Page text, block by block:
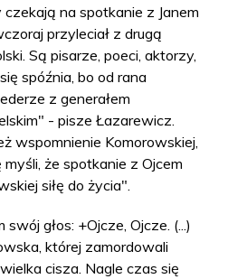
na spotkanie z Janem
przyleciał z drugą
Są pisarze, poeci, aktorzy,
spóźnia, bo od rana
z generałem
- pisze Łazarewicz.
wspomnienie Komorowskiej,
myśli, że spotkanie z Ojcem
siłę do życia".
swój głos: +Ojcze, Ojcze. (...)
której zamordowali
cisza. Nagle czas się